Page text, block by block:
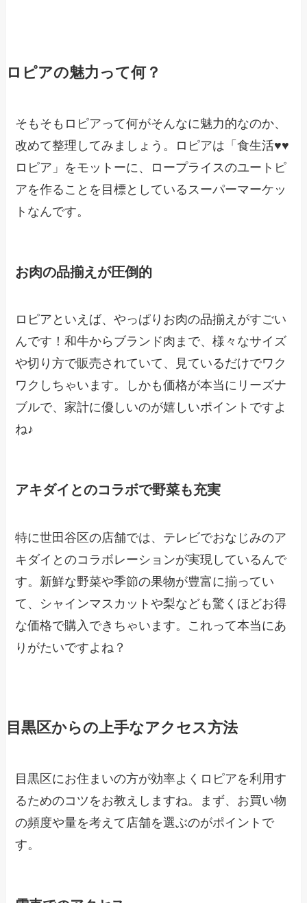
ロピアの魅力って何？
そもそもロピアって何がそんなに魅力的なのか、
改めて整理してみましょう。ロピアは「食生活♥♥
ロピア」をモットーに、ロープライスのユートピ
アを作ることを目標としているスーパーマーケッ
トなんです。
お肉の品揃えが圧倒的
ロピアといえば、やっぱりお肉の品揃えがすごい
んです！和牛からブランド肉まで、様々なサイズ
や切り方で販売されていて、見ているだけでワク
ワクしちゃいます。しかも価格が本当にリーズナ
ブルで、家計に優しいのが嬉しいポイントですよ
ね♪
アキダイとのコラボで野菜も充実
特に世田谷区の店舗では、テレビでおなじみのア
キダイとのコラボレーションが実現しているんで
す。新鮮な野菜や季節の果物が豊富に揃ってい
て、シャインマスカットや梨なども驚くほどお得
な価格で購入できちゃいます。これって本当にあ
りがたいですよね？
目黒区からの上手なアクセス方法
目黒区にお住まいの方が効率よくロピアを利用す
るためのコツをお教えしますね。まず、お買い物
の頻度や量を考えて店舗を選ぶのがポイントで
す。